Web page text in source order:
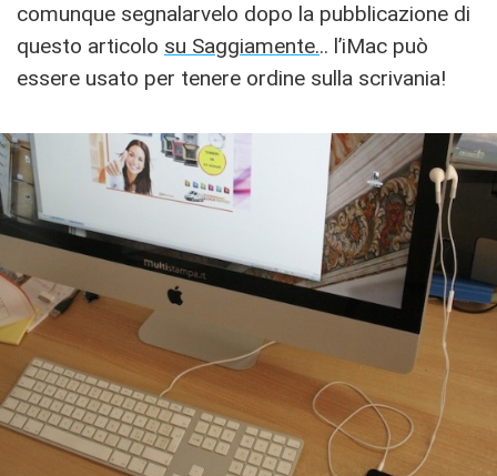
comunque segnalarvelo dopo la pubblicazione di
questo articolo su Saggiamente... l’iMac può
essere usato per tenere ordine sulla scrivania!